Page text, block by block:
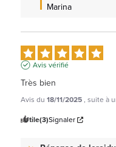
Marina
Avis vérifié
Très bien
Avis du 18/11/2025, suite à
Utile(3)Signaler